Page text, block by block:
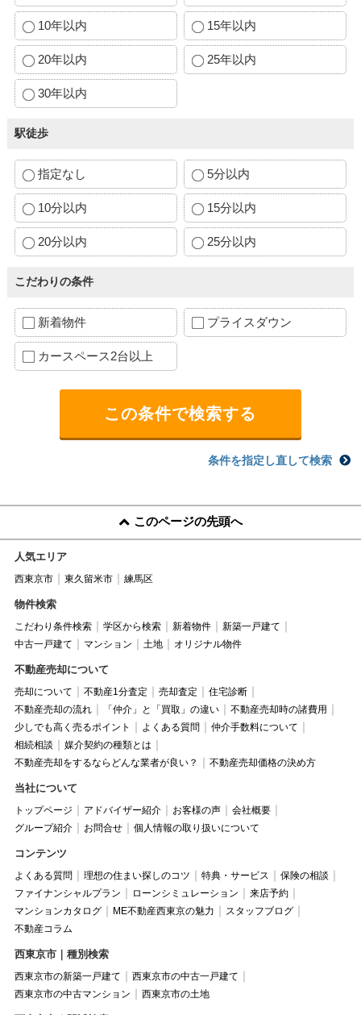
10年以内 15年以内
20年以内 25年以内
30年以内
駅徒歩
指定なし 5分以内
10分以内 15分以内
20分以内 25分以内
こだわりの条件
新着物件 プライスダウン
カースペース2台以上
条件を指定し直して検索
このページの先頭へ
人気エリア
西東京市 東久留米市 練馬区
物件検索
こだわり条件検索 学区から検索 新着物件
新築一戸建て
中古一戸建て
マンション 土地 オリジナル物件
不動産売却について
売却について 不動産1分査定 売却査定
住宅診断
不動産売却の流れ
「仲介」と「買取」の違い
不動産売却時の諸費用
少しでも高く売るポイント
よくある質問
仲介手数料について
相続相談
媒介契約の種類とは
不動産売却をするならどんな業者が良い？
不動産売却価格の決め方
当社について
トップページ アドバイザー紹介 お客様の声
会社概要
グループ紹介
お問合せ 個人情報の取り扱いについて
コンテンツ
よくある質問 理想の住まい探しのコツ 特典・サービス
保険の相談
ファイナンシャルプラン
ローンシミュレーション
来店予約
マンションカタログ
ME不動産西東京の魅力
スタッフブログ
不動産コラム
西東京市｜種別検索
西東京市の新築一戸建て
西東京市の中古一戸建て
西東京市の中古マンション
西東京市の土地